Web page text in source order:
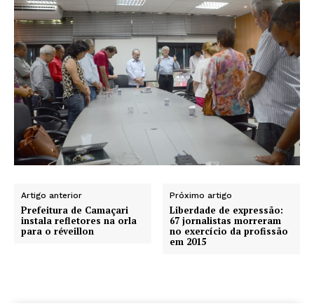
Artigo anterior
Prefeitura de Camaçari
instala refletores na orla
para o réveillon
Próximo artigo
Liberdade de expressão:
67 jornalistas morreram
no exercício da profissão
em 2015